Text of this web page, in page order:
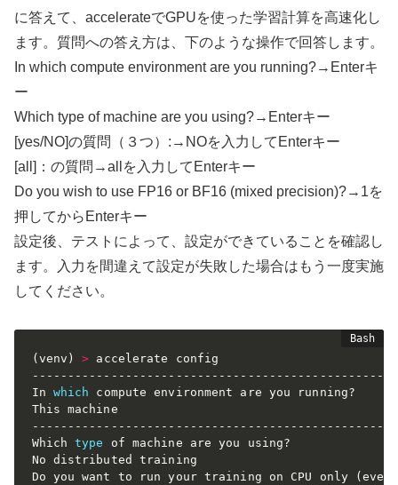
に答えて、accelerateでGPUを使った学習計算を高速化し
ます。質問への答え方は、下のような操作で回答します。
In which compute environment are you running?→Enterキ
ー
Which type of machine are you using?→Enterキー
[yes/NO]の質問（３つ）:→NOを入力してEnterキー
[all]：の質問→allを入力してEnterキー
Do you wish to use FP16 or BF16 (mixed precision)?→1を
押してからEnterキー
設定後、テストによって、設定ができていることを確認し
ます。入力を間違えて設定が失敗した場合はもう一度実施
してください。
(venv ) > accelerate config
In which compute environment are you running?
This machine
Which type
of machine are you using?
No distributed training
Do you want to run your training on CPU only
(even